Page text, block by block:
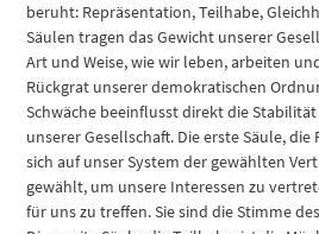
beruht: Repräsentation, Teilhabe,
Säulen tragen das Gewicht unserer
Art und Weise, wie wir leben, arbeiten
Rückgrat unserer demokratischen
Schwäche beeinflusst direkt die
unserer Gesellschaft. Die erste Säule,
sich auf unser System der gewählten
gewählt, um unsere Interessen zu
für uns zu treffen. Sie sind die Stimme